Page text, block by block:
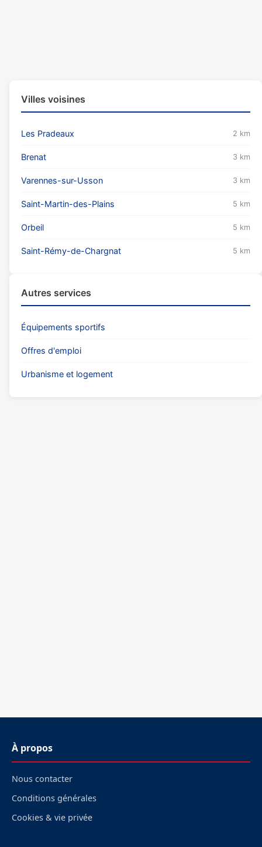
Villes voisines
Les Pradeaux 2 km
Brenat 3 km
Varennes-sur-Usson 3 km
Saint-Martin-des-Plains 5 km
Orbeil 5 km
Saint-Rémy-de-Chargnat 5 km
Autres services
Équipements sportifs
Offres d'emploi
Urbanisme et logement
À propos
Nous contacter
Conditions générales
Cookies & vie privée